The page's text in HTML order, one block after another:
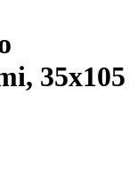
35x105